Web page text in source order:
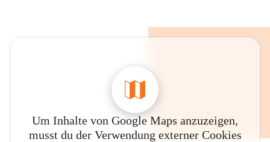
Um Inhalte von Google Maps anzuzeigen,
musst du der Verwendung externer Cookies